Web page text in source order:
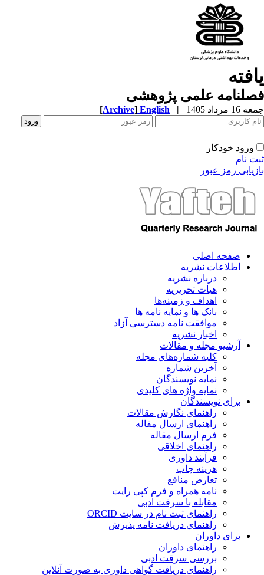
علمی پژوهشی
مرداد 1405 |
English
[Archive]
ورود خودکار
نام
رمز عبور
صفحه اصلی
اطلاعات نشریه
درباره نشریه
هیات تحریریه
اهداف و زمینه‌ها
بانک ها و نمایه نامه ها
موافقت نامه دسترسی آزاد
اخبار نشریه
آرشیو مجله و مقالات
کلیه شماره‌های مجله
آخرین شماره
نمایه نویسندگان
نمایه واژه های کلیدی
برای نویسندگان
راهنمای نگارش مقالات
راهنمای ارسال مقاله
فرم ارسال مقاله
راهنمای اخلاقی
فرآیند داوری
هزینه چاپ
تعارض منافع
نامه همراه و فرم کپی رایت
مقابله با سرقت ادبی
راهنمای ثبت نام در سایت ORCID
راهنمای دریافت نامه پذیرش
برای داوران
راهنمای داوران
بررسی سرقت ادبی
راهنمای دریافت گواهی داوری به صورت آنلاین